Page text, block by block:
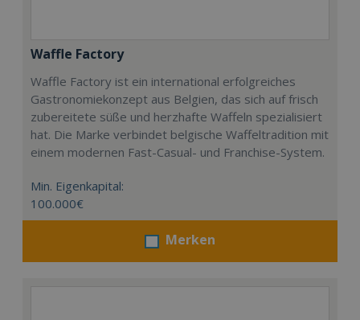
Waffle Factory
Waffle Factory ist ein international erfolgreiches
Gastronomiekonzept aus Belgien, das sich auf frisch
zubereitete süße und herzhafte Waffeln spezialisiert
hat. Die Marke verbindet belgische Waffeltradition mit
einem modernen Fast-Casual- und Franchise-System.
Min. Eigenkapital:
100.000€
Merken